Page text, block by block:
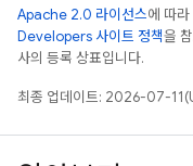
Apache 2.0 라이선스에 따
Developers 사이트 정책을
사의 등록 상표입니다.
최종 업데이트: 2026-07-